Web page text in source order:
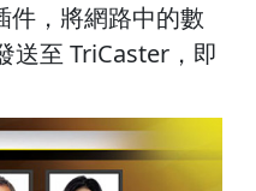
，將網路中的數
送至 TriCaster，即